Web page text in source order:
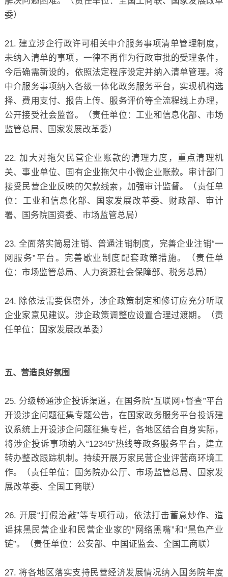
委）
21. 建立涉企行政许可相关中介服务事项清单管理制度，
未纳入清单的事项，一律不再作为行政审批的受理条件，
今后确需新设的，依照法定程序设定并纳入清单管理。将
中介服务事项纳入各级一体化政务服务平台，实现机构选
择、费用支付、报告上传、服务评价等全流程线上办理，
公开接受社会监督。（责任单位：工业和信息化部、市场
监管总局、国家发展改革委）
22. 加大对拖欠民营企业账款的清理力度，重点清理机
关、事业单位、国有企业拖欠中小微企业账款。审计部门
接受民营企业反映的欠款线索，加强审计监督。（责任单
位：工业和信息化部、国家发展改革委、财政部、审计
署、国务院国资委、市场监管总局）
23. 全面落实简易注销、普通注销制度，完善企业注销“一
网服务”平台。完善歇业制度配套政策措施。（责任单
位：市场监管总局、人力资源社会保障部、税务总局）
24. 除依法需要保密外，涉企政策制定和修订应充分听取
企业家意见建议。涉企政策调整应设置合理过渡期。（责
任单位：国家发展改革委）
五、营造良好氛围
25. 分级畅通涉企投诉渠道，在国务院“互联网+督查”平台
开设涉企问题征集专题公告，在国家政务服务平台投诉建
议系统上开设涉企问题征集专栏，各地区结合自身实际，
将涉企投诉事项纳入“12345”热线等政务服务平台，建立
转办整改跟踪机制。持续开展万家民营企业评营商环境工
作。（责任单位：国务院办公厅、市场监管总局、国家发
展改革委、全国工商联）
26. 开展“打假治敲”等专项行动，依法打击蓄意炒作、造
谣抹黑民营企业和民营企业家的“网络黑嘴”和“黑色产业
链”。（责任单位：公安部、中国证监会、全国工商联）
27. 将各地区落实支持民营经济发展情况纳入国务院年度